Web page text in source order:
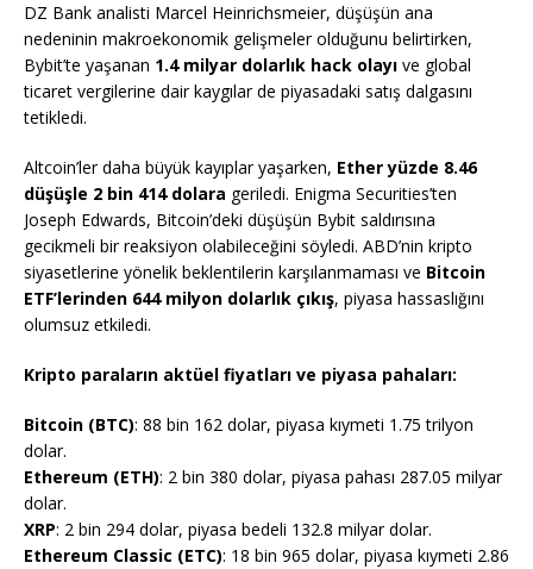
DZ Bank analisti Marcel Heinrichsmeier, düşüşün ana
nedeninin makroekonomik gelişmeler olduğunu belirtirken,
Bybit’te yaşanan 1.4 milyar dolarlık hack olayı ve global
ticaret vergilerine dair kaygılar de piyasadaki satış dalgasını
tetikledi.
Altcoin’ler daha büyük kayıplar yaşarken, Ether yüzde 8.46
düşüşle 2 bin 414 dolara geriledi. Enigma Securities’ten
Joseph Edwards, Bitcoin’deki düşüşün Bybit saldırısına
gecikmeli bir reaksiyon olabileceğini söyledi. ABD’nin kripto
siyasetlerine yönelik beklentilerin karşılanmaması ve Bitcoin
ETF’lerinden 644 milyon dolarlık çıkış, piyasa hassaslığını
olumsuz etkiledi.
Kripto paraların aktüel fiyatları ve piyasa pahaları:
Bitcoin (BTC): 88 bin 162 dolar, piyasa kıymeti 1.75 trilyon
dolar.
Ethereum (ETH): 2 bin 380 dolar, piyasa pahası 287.05 milyar
dolar.
XRP: 2 bin 294 dolar, piyasa bedeli 132.8 milyar dolar.
Ethereum Classic (ETC): 18 bin 965 dolar, piyasa kıymeti 2.86